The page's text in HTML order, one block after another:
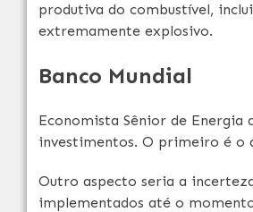
produtiva do combustível,
extremamente explosivo.
Banco Mundial
Economista Sênior de Energia
investimentos. O primeiro é o
Outro aspecto seria a
implementados até o